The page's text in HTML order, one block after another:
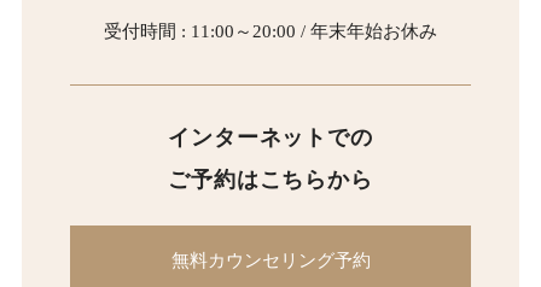
受付時間 : 11:00～20:00 / 年末年始お休み
インターネットでの
ご予約はこちらから
無料カウンセリング予約